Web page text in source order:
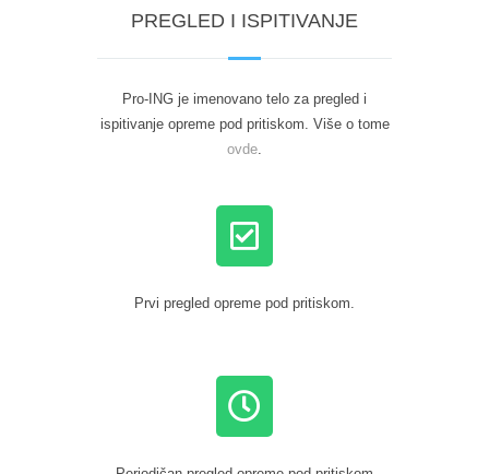
PREGLED I ISPITIVANJE
Pro-ING je imenovano telo za pregled i
ispitivanje opreme pod pritiskom. Više o tome
ovde.
Prvi pregled opreme pod pritiskom.